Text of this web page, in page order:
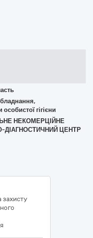
гігієни
НЕКОМЕРЦІЙНЕ
ДІАГНОСТИЧНИЙ ЦЕНТР
захисту